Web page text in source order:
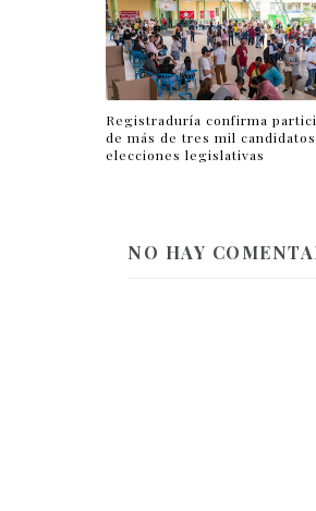
Registraduría confirma
de más de tres mil
elecciones legislativas
NO HAY